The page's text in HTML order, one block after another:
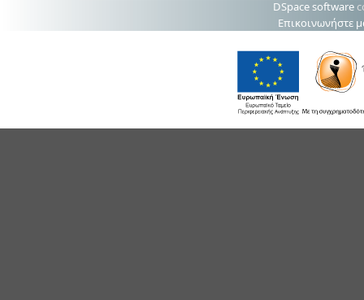
DSpace software
Επικοινωνήστε